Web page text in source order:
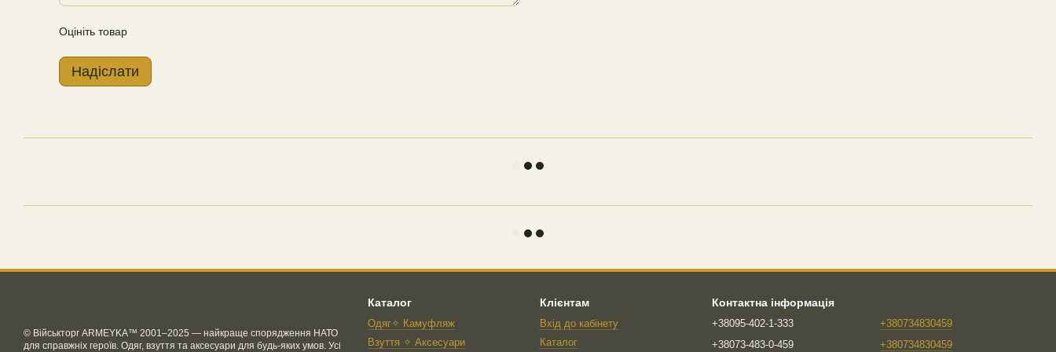
Оцініть товар
Надіслати
© Військторг ARMEYKA™ 2001–2025 — найкраще спорядження НАТО
для справжніх героїв. Одяг, взуття та аксесуари для будь-яких умов. Усі
Каталог
Одяг✧ Камуфляж
Взуття ✧ Аксесуари
Клієнтам
Вхід до кабінету
Каталог
Контактна інформація
+38095-402-1-333
+38073-483-0-459
+380734830459
+380734830459